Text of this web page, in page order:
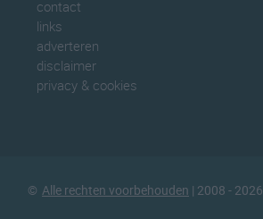
contact
links
adverteren
disclaimer
privacy & cookies
© Alle rechten voorbehouden | 2008 - 2026